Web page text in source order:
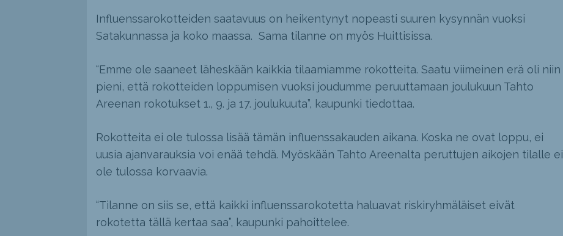
Influenssarokotteiden saatavuus on heikentynyt nopeasti suuren kysynnän vuoksi
Satakunnassa ja koko maassa. Sama tilanne on myös Huittisissa.
“Emme ole saaneet läheskään kaikkia tilaamiamme rokotteita. Saatu viimeinen erä oli niin
pieni, että rokotteiden loppumisen vuoksi joudumme peruuttamaan joulukuun Tahto
Areenan rokotukset 1., 9. ja 17. joulukuuta”, kaupunki tiedottaa.
Rokotteita ei ole tulossa lisää tämän influenssakauden aikana. Koska ne ovat loppu, ei
uusia ajanvarauksia voi enää tehdä. Myöskään Tahto Areenalta peruttujen aikojen tilalle ei
ole tulossa korvaavia.
“Tilanne on siis se, että kaikki influenssarokotetta haluavat riskiryhmäläiset eivät
rokotetta tällä kertaa saa”, kaupunki pahoittelee.